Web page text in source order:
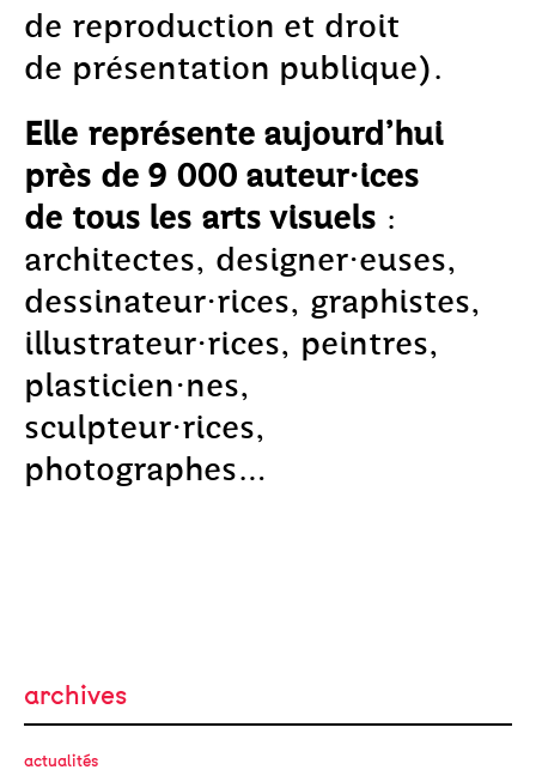
de reproduction et droit
de présentation publique).
Elle représente aujourd’hui
près de 9 000 auteur·ices
de tous les arts visuels :
architectes, designer·euses,
dessinateur·rices, graphistes,
illustrateur·rices, peintres,
plasticien·nes,
sculpteur·rices,
photographes…
archives
actualités